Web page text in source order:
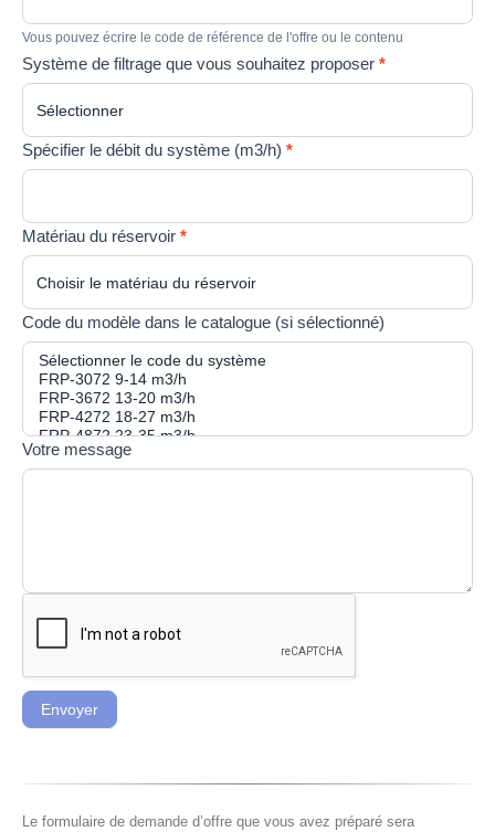
Vous pouvez écrire le code de référence de l'offre ou le contenu
Système de filtrage que vous souhaitez proposer *
Spécifier le débit du système (m3/h) *
Matériau du réservoir *
Code du modèle dans le catalogue (si sélectionné)
Votre message
Envoyer
Le formulaire de demande d’offre que vous avez préparé sera